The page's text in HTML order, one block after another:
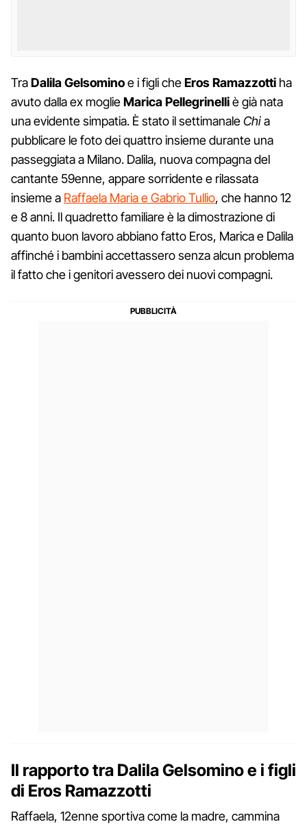
TraDalila Gelsominoe i figli cheEros Ramazzotti ha
avuto dalla ex moglieMarica Pellegrinelliè già nata
una evidente simpatia. È stato il settimanaleChia
pubblicare le foto dei quattro insieme durante una
passeggiata a Milano. Dalila, nuova compagna del
cantante 59enne, appare sorridente e rilassata
insieme a Raffaela Maria e Gabrio Tullio, che hanno 12
e 8 anni. Il quadretto familiare è la dimostrazione di
quanto buon lavoro abbiano fatto Eros, Marica e Dalila
affinché i bambini accettassero senza alcun problema
il fatto che i genitori avessero dei nuovi compagni.
Il rapporto tra Dalila Gelsomino e i figli
di Eros Ramazzotti
Raffaela, 12enne sportiva come la madre, cammina